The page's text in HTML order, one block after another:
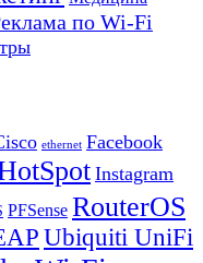
по Wi-Fi
ethernet Facebook
Instagram
PFSense RouterOS
Ubiquiti UniFi